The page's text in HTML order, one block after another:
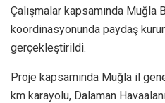
Çalışmalar kapsamında
koordinasyonunda paydaş
gerçekleştirildi.
Proje kapsamında Muğla il
km karayolu, Dalaman